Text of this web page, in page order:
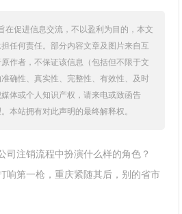
在促进信息交流，不以盈利为目的，本文
任何责任。部分内容文章及图片来自互
作者，不保证该信息（包括但不限于文
确性、真实性、完整性、有效性、及时
体或个人知识产权，请来电或致函告
本站拥有对此声明的最终解释权。
司注销流程中扮演什么样的角色？
响第一枪，重庆紧随其后，别的省市